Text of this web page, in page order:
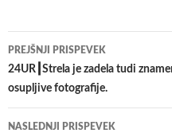
Krmarjenje
po
prispevkih
PREJŠNJI PRISPEVEK
24UR┃Strela je zadela tudi
osupljive fotografije.
NASLEDNJI PRISPEVEK